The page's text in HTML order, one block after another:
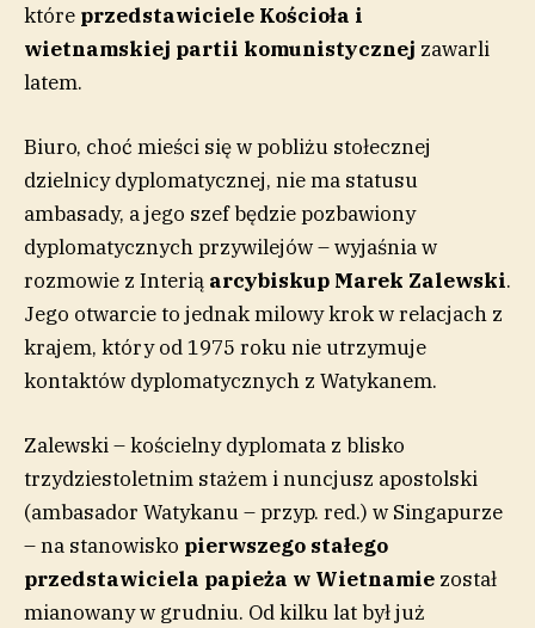
które przedstawiciele Kościoła i
wietnamskiej partii komunistycznej zawarli
latem.
Biuro, choć mieści się w pobliżu stołecznej
dzielnicy dyplomatycznej, nie ma statusu
ambasady, a jego szef będzie pozbawiony
dyplomatycznych przywilejów – wyjaśnia w
rozmowie z Interią arcybiskup Marek Zalewski.
Jego otwarcie to jednak milowy krok w relacjach z
krajem, który od 1975 roku nie utrzymuje
kontaktów dyplomatycznych z Watykanem.
Zalewski – kościelny dyplomata z blisko
trzydziestoletnim stażem i nuncjusz apostolski
(ambasador Watykanu – przyp. red.) w Singapurze
– na stanowisko pierwszego stałego
przedstawiciela papieża w Wietnamie został
mianowany w grudniu. Od kilku lat był już